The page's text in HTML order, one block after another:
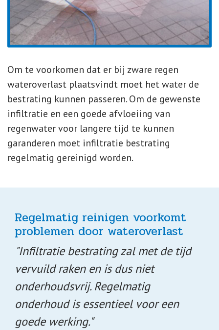
Om te voorkomen dat er bij zware regen
wateroverlast plaatsvindt moet het water de
bestrating kunnen passeren. Om de gewenste
infiltratie en een goede afvloeiing van
regenwater voor langere tijd te kunnen
garanderen moet infiltratie bestrating
regelmatig gereinigd worden.
Regelmatig reinigen voorkomt
problemen door wateroverlast
"Infiltratie bestrating zal met de tijd
vervuild raken en is dus niet
onderhoudsvrij. Regelmatig
onderhoud is essentieel voor een
goede werking."